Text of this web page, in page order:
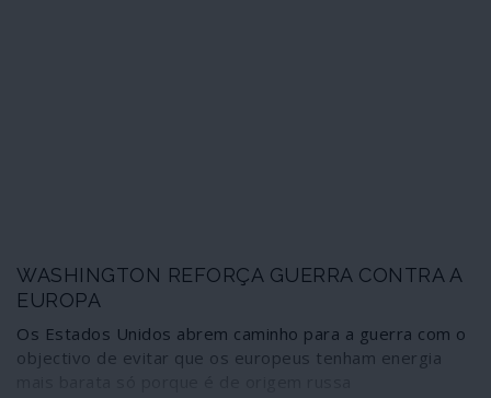
WASHINGTON REFORÇA GUERRA CONTRA A
EUROPA
Os Estados Unidos abrem caminho para a guerra com o
objectivo de evitar que os europeus tenham energia